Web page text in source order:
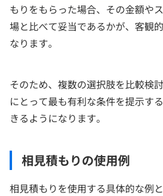
もりをもらった場合、その金額や
場と比べて妥当であるかが、客観
なります。
そのため、複数の選択肢を比較検
にとって最も有利な条件を提示す
きるようになります。
相見積もりの使用例
相見積もりを使用する具体的な例